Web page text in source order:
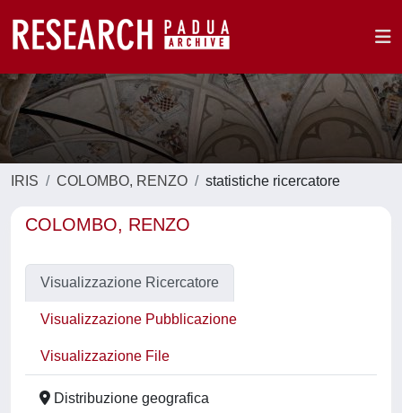
IRIS COLOMBO, RENZO statistiche ricercatore
COLOMBO, RENZO
Visualizzazione Ricercatore
Visualizzazione Pubblicazione
Visualizzazione File
Distribuzione geografica